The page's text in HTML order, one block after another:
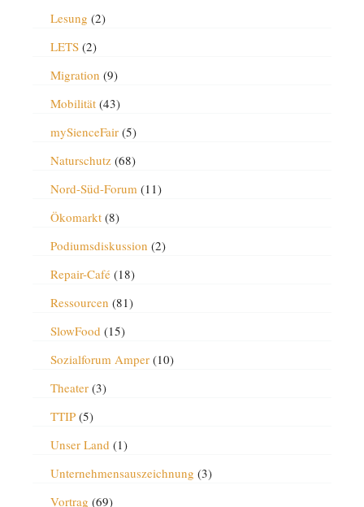
Lesung (2)
LETS(2)
Migration (9)
Mobilität(43)
mySienceFair(5)
Naturschutz(68)
Nord-Süd-Forum(11)
Ökomarkt(8)
Podiumsdiskussion (2)
Repair-Café(18)
Ressourcen (81)
SlowFood (15)
Sozialforum Amper(10)
Theater(3)
TTIP(5)
Unser Land (1)
Unternehmensauszeichnung (3)
Vortrag (69)